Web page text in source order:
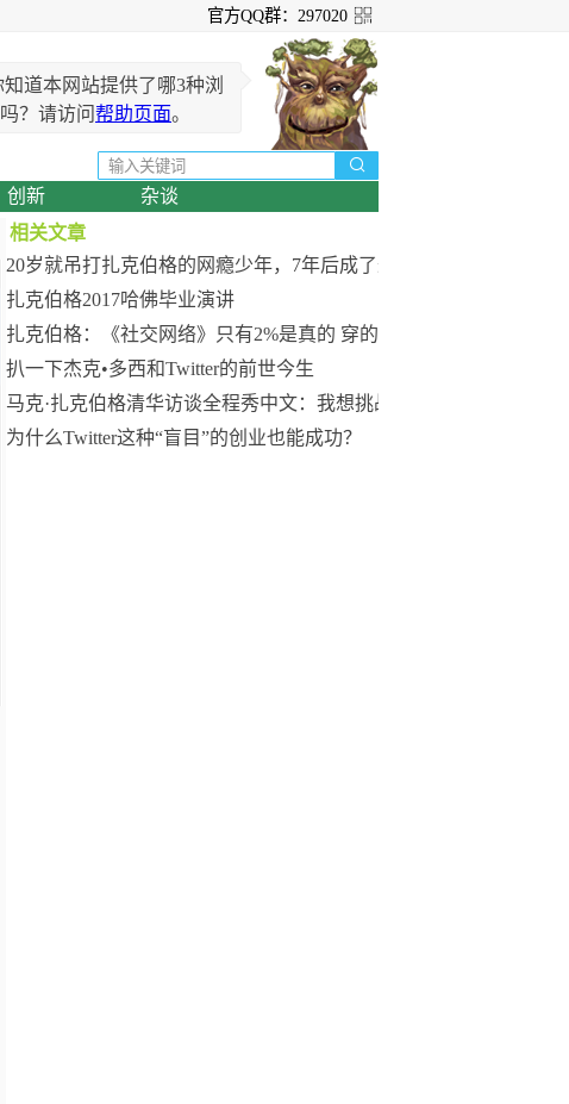
官方QQ群：297020
道本网站提供了哪3种浏
？请访问帮助页面。

创新 杂谈
相关文章
20岁就吊打扎克伯格的网瘾少年，7年后成了最年轻的亿万富翁。
扎克伯格2017哈佛毕业演讲
扎克伯格：《社交网络》只有2%是真的 穿的T恤和拖鞋
扒一下杰克•多西和Twitter的前世今生
马克·扎克伯格清华访谈全程秀中文：我想挑战自己
为什么Twitter这种“盲目”的创业也能成功？